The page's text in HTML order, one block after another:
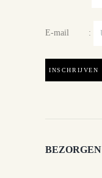
E-mail :
BEZORGEN